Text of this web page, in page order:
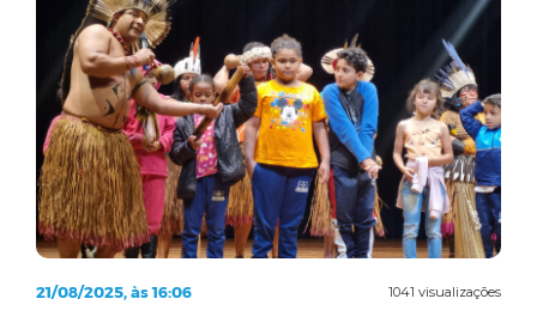
1041 visualizações
21/08/2025, às 16:06